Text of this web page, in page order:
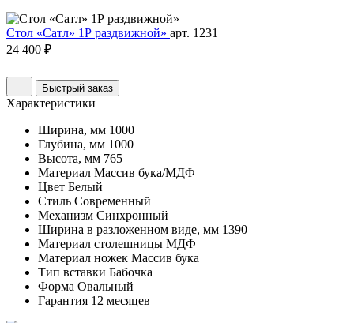
Стол «Сатл» 1Р раздвижной» арт. 1231
24 400 ₽
Быстрый заказ
Характеристики
Ширина, мм 1000
Глубина, мм 1000
Высота, мм 765
Материал Массив бука/МДФ
Цвет Белый
Стиль Современный
Механизм Синхронный
Ширина в разложенном виде, мм 1390
Материал столешницы МДФ
Материал ножек Массив бука
Тип вставки Бабочка
Форма Овальный
Гарантия 12 месяцев